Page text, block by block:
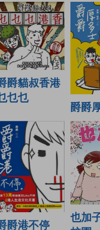
爵貓叔香港
乜乜
爵爵
爵港不停
也加